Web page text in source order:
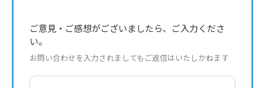
ご意見・ご感想がございましたら、ご入力くださ
い。
お問い合わせを入力されましてもご返信はいたしかねます